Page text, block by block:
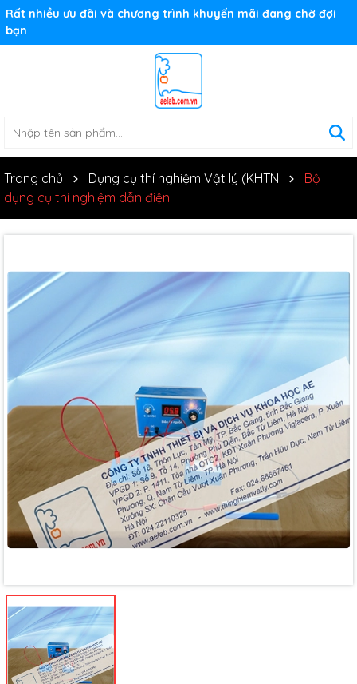
Rất nhiều ưu đãi và chương trình khuyến mãi đang chờ đợi
bạn
Trang chủ Dụng cụ thí nghiệm Vật lý (KHTN
Bộ
dụng cụ thí nghiệm dẫn điện